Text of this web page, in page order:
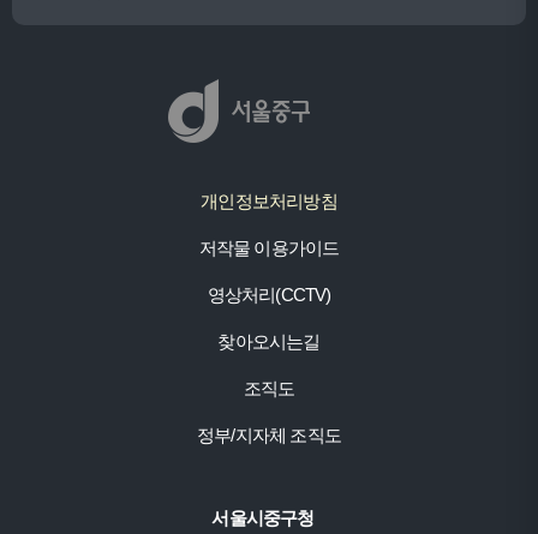
개인정보처리방침
저작물 이용가이드
영상처리(CCTV)
찾아오시는길
조직도
정부/지자체 조직도
서울시중구청